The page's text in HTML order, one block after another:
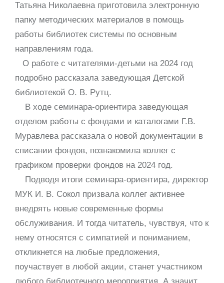
Татьяна Николаевна приготовила электронную
папку методических материалов в помощь
работы библиотек системы по основным
направлениям года.
О работе с читателями-детьми на 2024 год
подробно рассказала заведующая Детской
библиотекой О. В. Рутц.
В ходе семинара-ориентира заведующая
отделом работы с фондами и каталогами Г.В.
Муравлева рассказала о новой документации в
списании фондов, познакомила коллег с
графиком проверки фондов на 2024 год.
Подводя итоги семинара-ориентира, директор
МУК И. В. Сокол призвала коллег активнее
внедрять новые современные формы
обслуживания. И тогда читатель, чувствуя, что к
нему относятся с симпатией и пониманием,
откликнется на любые предложения,
поучаствует в любой акции, станет участником